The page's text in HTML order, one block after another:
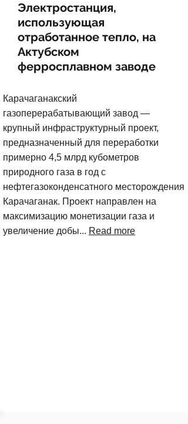
Электростанция,
использующая
отработанное тепло, на
Актубском
ферросплавном заводе
Карачаганакский
газоперерабатывающий завод —
крупный инфраструктурный проект,
предназначенный для переработки
примерно 4,5 млрд кубометров
природного газа в год с
нефтегазоконденсатного месторождения
Карачаганак. Проект направлен на
максимизацию монетизации газа и
увеличение добы... Read more